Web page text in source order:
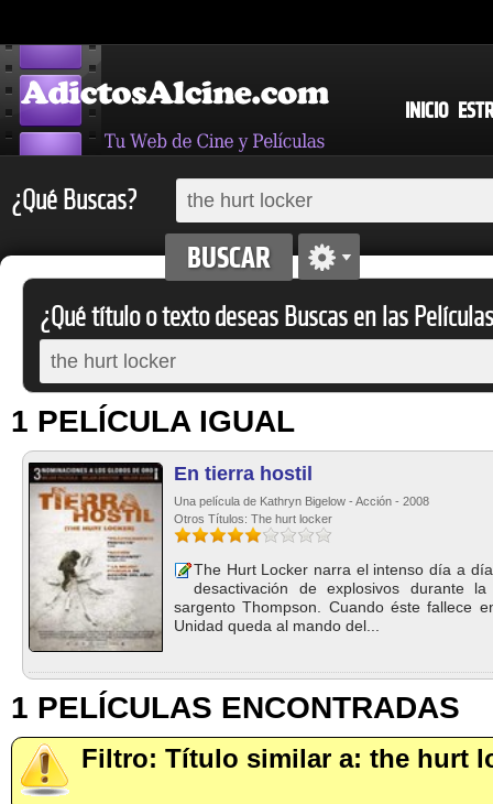
INICIO
¿Qué Buscas?
¿Qué título o texto deseas Buscas en las
1 PELÍCULA IGUAL
En tierra hostil
Una película de Kathryn Bigelow - Acción - 2008
Otros Títulos: The hurt locker
The Hurt Locker narra el intenso día a
desactivación de explosivos durante
sargento Thompson. Cuando éste fallece
Unidad queda al mando del...
1 PELÍCULAS ENCONTRADAS
Filtro: Título similar a: the hurt